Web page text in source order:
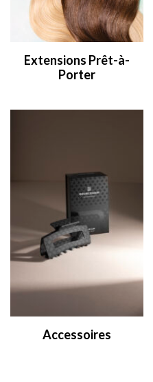
Extensions Prêt-à-
Porter
Accessoires